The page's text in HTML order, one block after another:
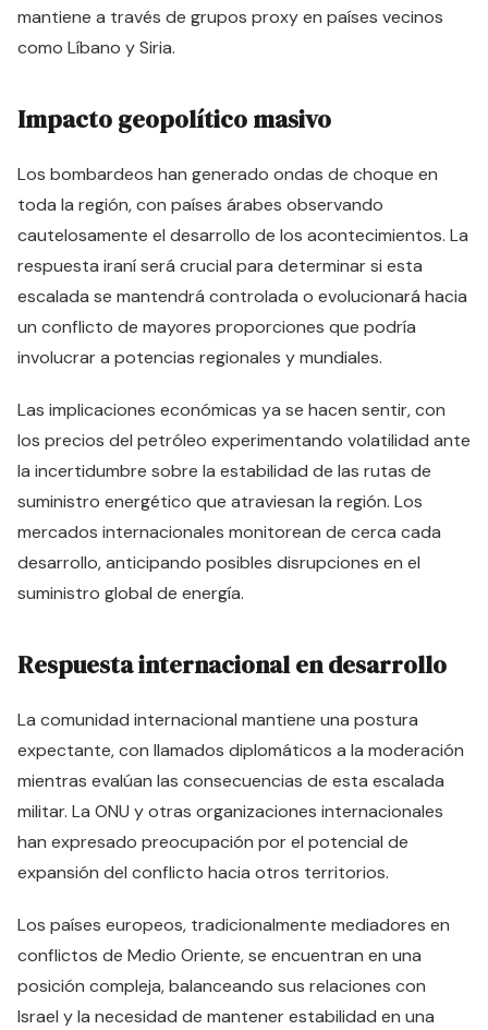
mantiene a través de grupos proxy en países vecinos
como Líbano y Siria.
Impacto geopolítico masivo
Los bombardeos han generado ondas de choque en
toda la región, con países árabes observando
cautelosamente el desarrollo de los acontecimientos. La
respuesta iraní será crucial para determinar si esta
escalada se mantendrá controlada o evolucionará hacia
un conflicto de mayores proporciones que podría
involucrar a potencias regionales y mundiales.
Las implicaciones económicas ya se hacen sentir, con
los precios del petróleo experimentando volatilidad ante
la incertidumbre sobre la estabilidad de las rutas de
suministro energético que atraviesan la región. Los
mercados internacionales monitorean de cerca cada
desarrollo, anticipando posibles disrupciones en el
suministro global de energía.
Respuesta internacional en desarrollo
La comunidad internacional mantiene una postura
expectante, con llamados diplomáticos a la moderación
mientras evalúan las consecuencias de esta escalada
militar. La ONU y otras organizaciones internacionales
han expresado preocupación por el potencial de
expansión del conflicto hacia otros territorios.
Los países europeos, tradicionalmente mediadores en
conflictos de Medio Oriente, se encuentran en una
posición compleja, balanceando sus relaciones con
Israel y la necesidad de mantener estabilidad en una